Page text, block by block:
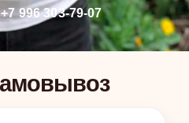
996 303-79-07